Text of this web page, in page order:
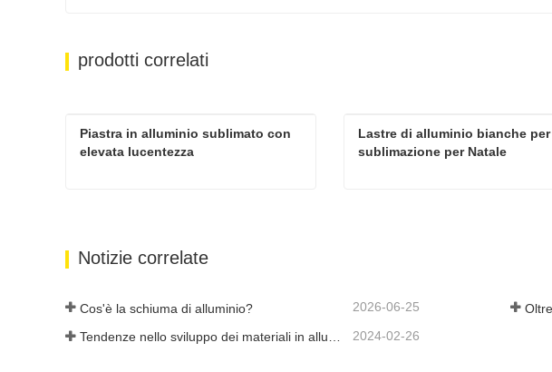
prodotti correlati
Piastra in alluminio sublimato con
elevata lucentezza
Lastre di alluminio bianche per
sublimazione per Natale
Notizie correlate
Cos'è la schiuma di alluminio? 2026-06-25
2024-02-26